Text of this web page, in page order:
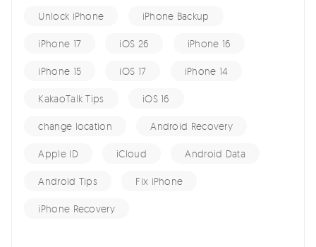
Unlock iPhone iPhone Backup
iPhone 17 iOS 26 iPhone 16
iPhone 15 iOS 17 iPhone 14
KakaoTalk Tips iOS 16
change location Android Recovery
Apple ID iCloud Android Data
Android Tips Fix iPhone
iPhone Recovery